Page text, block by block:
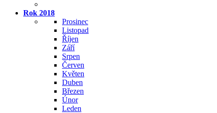
Rok 2018
Prosinec
Listopad
Říjen
Září
Srpen
Červen
Květen
Duben
Březen
Únor
Leden